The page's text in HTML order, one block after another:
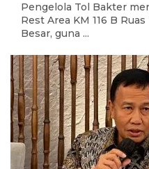
Pengelola Tol Bakter
Rest Area KM 116 B
Besar, guna ...